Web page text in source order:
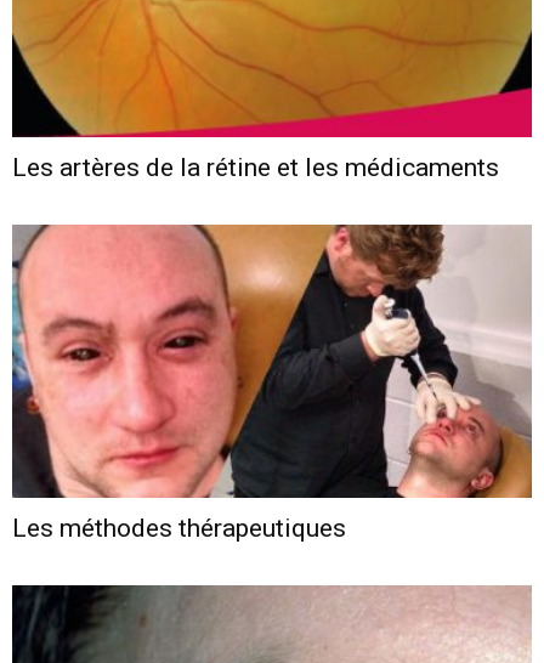
Les artères de la rétine et les médicaments
Les méthodes thérapeutiques